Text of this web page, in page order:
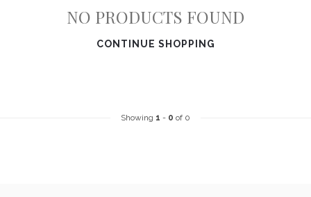
NO PRODUCTS FOUND
CONTINUE SHOPPING
Showing 1 - 0 of 0